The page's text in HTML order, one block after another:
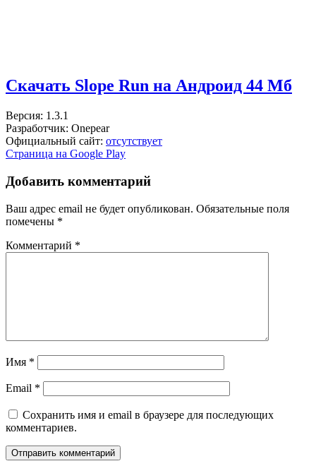
Скачать Slope Run на Андроид 44 Мб
Версия: 1.3.1
Разработчик: Onepear
Официальный сайт: отсутствует
Страница на Google Play
Добавить комментарий
Ваш адрес email не будет опубликован. Обязательные поля
помечены *
Комментарий *
Имя *
Email *
Сохранить имя и email в браузере для последующих
комментариев.